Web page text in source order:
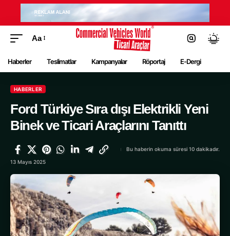
Aa
Haberler Teslimatlar Kampanyalar Röportaj E-Dergi
HABERLER
Ford Türkiye Sıra dışı Elektrikli Yeni
Binek ve Ticari Araçlarını Tanıttı
13 Mayıs 2025
Bu haberin okuma süresi 10 dakikadır.